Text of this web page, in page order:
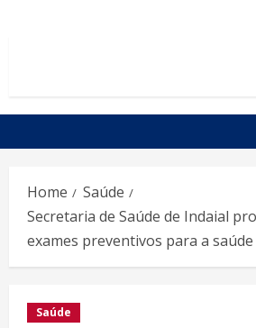
Home
Saúde
Secretaria de Saúde de Indaial
exames preventivos para a
Saúde